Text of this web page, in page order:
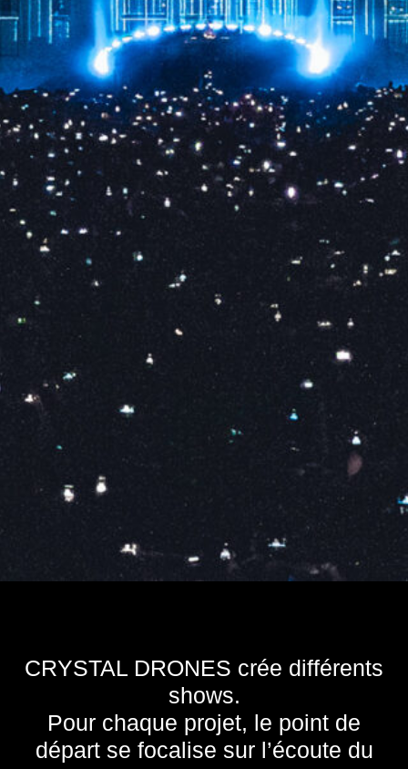
CRYSTAL DRONES crée différents
shows.
Pour chaque projet, le point de
départ se focalise sur l’écoute du